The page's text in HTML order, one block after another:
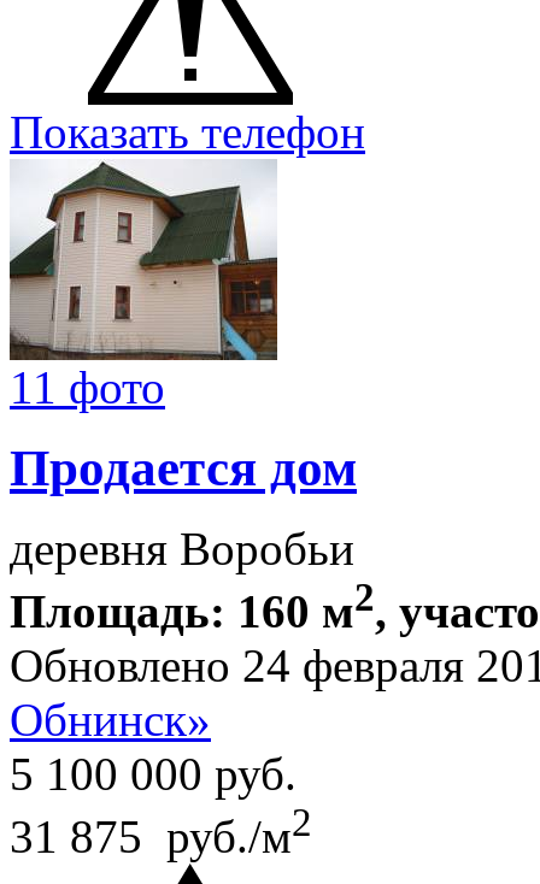
Показать телефон
11 фото
Продается дом
деревня Воробьи
Площадь: 160 м2,
Обновлено 24 февраля
Обнинск»
5 100 000 руб.
31 875 руб./м2